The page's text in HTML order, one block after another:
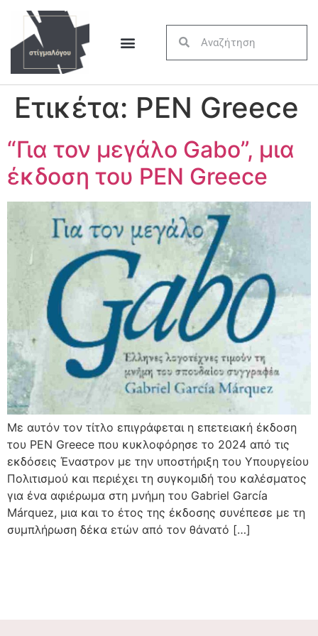
Ετικέτα: PEN Greece
“Για τον μεγάλο Gabo”, μια
έκδοση του PEN Greece
Με αυτόν τον τίτλο επιγράφεται η επετειακή έκδοση
του ΡΕΝ Greece που κυκλοφόρησε το 2024 από τις
εκδόσεις Έναστρον με την υποστήριξη του Υπουργείου
Πολιτισμού και περιέχει τη συγκομιδή του καλέσματος
για ένα αφιέρωμα στη μνήμη του Gabriel García
Márquez, μια και το έτος της έκδοσης συνέπεσε με τη
συμπλήρωση δέκα ετών από τον θάνατό […]